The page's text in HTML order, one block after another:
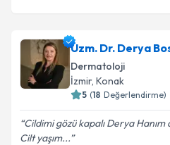
Uzm. Dr. Derya
Dermatoloji
İzmir, Konak
5 (18 Değerlendirme)
Cildimi gözü kapalı Derya
Cilt yaşım...